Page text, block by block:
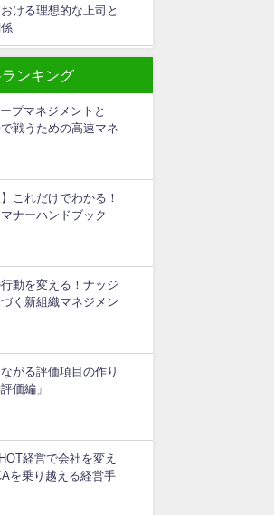
ける理想的な上司と
ンキング
プマネジメントと
戦うための高速マネ
】これだけでわかる！
ナーハンドブック
動を変える！ナッジ
く新組織マネジメン
がる評価項目の作り
価編」
経営で会社を変え
を乗り越える経営手